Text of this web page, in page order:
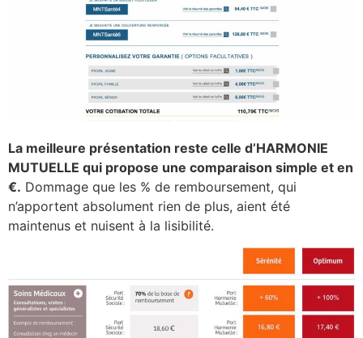
La meilleure présentation reste celle d’HARMONIE
MUTUELLE qui propose une comparaison simple et en
€. Dommage que les % de remboursement, qui
n’apportent absolument rien de plus, aient été
maintenus et nuisent à la lisibilité.